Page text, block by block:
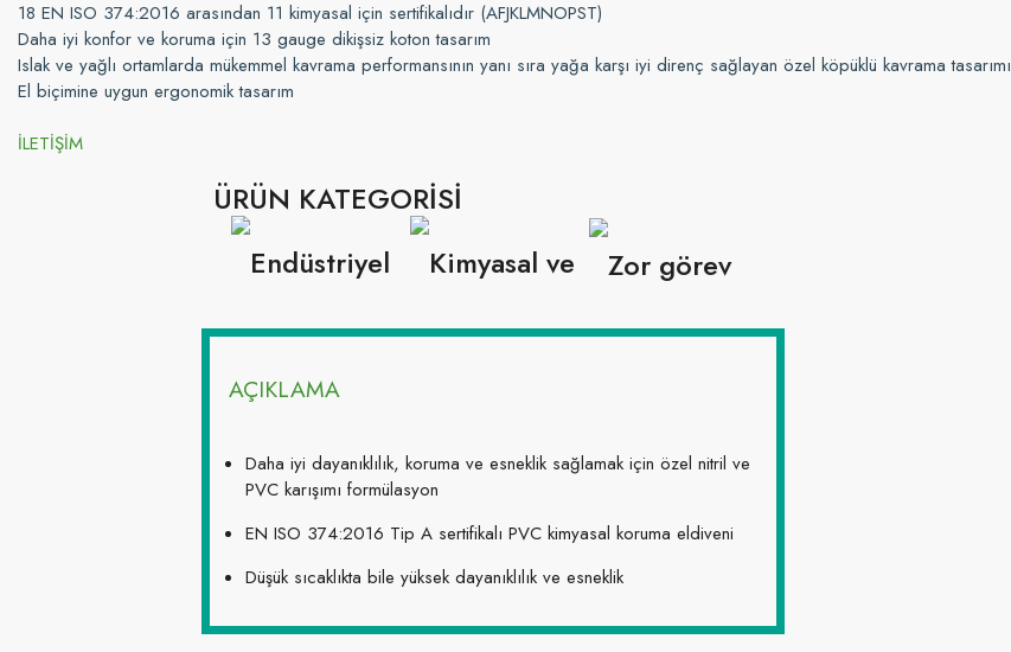
18 EN ISO 374:2016 arasından 11 kimyasal için sertifikalıdır (AFJKLMNOPST)
Daha iyi konfor ve koruma için 13 gauge dikişsiz koton tasarım
Islak ve yağlı ortamlarda mükemmel kavrama performansının yanı sıra yağa karşı iyi direnç sağlayan özel köpüklü kavrama tasarımı
El biçimine uygun ergonomik tasarım
İLETİŞİM
ÜRÜN KATEGORİSİ
Eldivenler Svı
AÇIKLAMA
Daha iyi dayanıklılık, koruma ve esneklik sağlamak için özel nitril ve
PVC karışımı formülasyon
EN ISO 374:2016 Tip A sertifikalı PVC kimyasal koruma eldiveni
Düşük sıcaklıkta bile yüksek dayanıklılık ve esneklik